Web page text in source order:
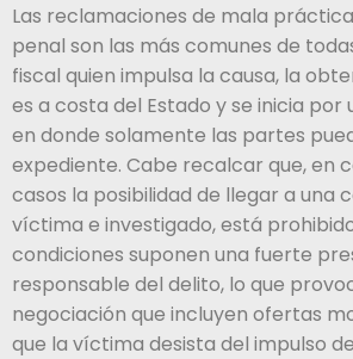
Las reclamaciones de mala
penal son las más comunes de
fiscal quien impulsa la causa, la
es a costa del Estado y se inicia por
en donde solamente las partes
expediente. Cabe recalcar que, en
casos la posibilidad de llegar a una
víctima e investigado, está
condiciones suponen una fuerte
responsable del delito, lo que
negociación que incluyen ofertas
que la víctima desista del impulso